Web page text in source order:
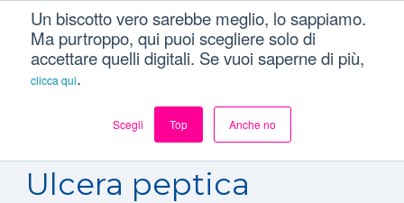
Un biscotto vero sarebbe meglio, lo sappiamo.
Ma purtroppo, qui puoi scegliere solo di
accettare quelli digitali. Se vuoi saperne di più,
clicca qui.
Scegli Top Anche no
Patologie/ Ulcera peptica
Ulcera peptica